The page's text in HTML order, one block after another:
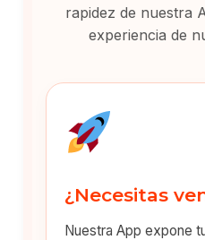
rapidez de nuestra
experiencia de
¿Necesitas
Nuestra App expone